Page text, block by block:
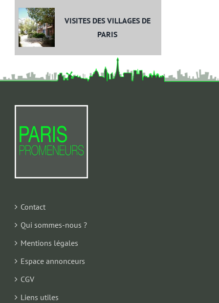
VISITES DES VILLAGES DE
PARIS
Contact
Qui sommes-nous ?
Mentions légales
Espace annonceurs
CGV
Liens utiles